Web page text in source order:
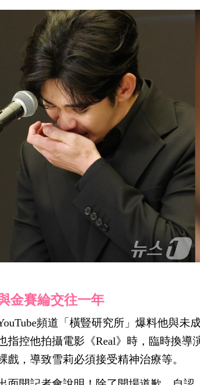
金賽綸交往一年
頻道「橫豎研究所」爆料他與未
指控他拍攝電影《Real》時，臨時換導
戲，導致雪莉必須接受精神治療等。